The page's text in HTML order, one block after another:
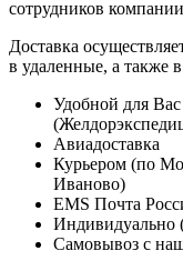
сотрудников
Доставка
в удаленные, а также
Удобной для
Авиадоставка
Курьером (по
Иваново)
EMS Почта
Индивидуально
Самовывоз с